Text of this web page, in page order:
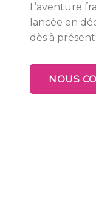
L’aventure
lancée en
dès à
NOUS